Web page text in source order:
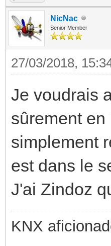
NicNac
Senior Member
27/03/2018,
Je voudrais
sûrement
simplement
est dans le
J'ai Zindoz
KNX